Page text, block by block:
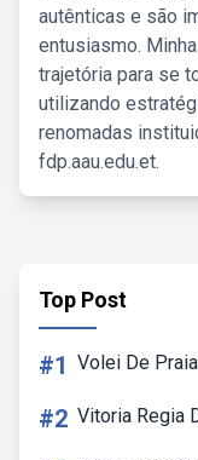
autênticas e são
entusiasmo.
trajetória para se
utilizando
renomadas
fdp.aau.edu.et.
Top Post
#1 Volei De
#2 Vitoria Regia